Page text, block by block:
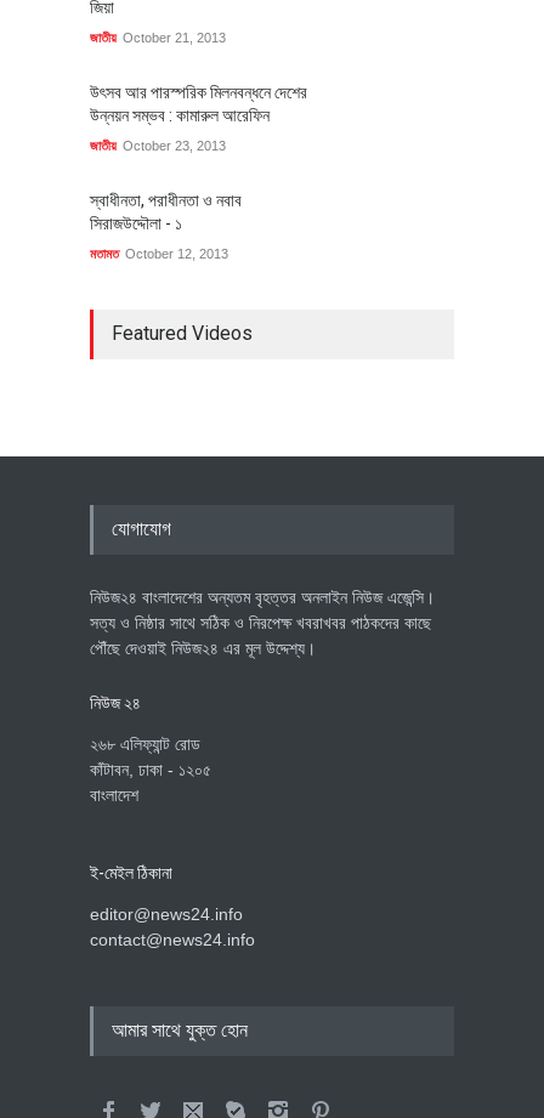
জিয়া
জাতীয় October 21, 2013
উৎসব আর পারস্পরিক মিলনবন্ধনে দেশের
উন্নয়ন সম্ভব : কামারুল আরেফিন
জাতীয় October 23, 2013
স্বাধীনতা, পরাধীনতা ও নবাব
সিরাজউদ্দৌলা - ১
মতামত October 12, 2013
Featured Videos
যোগাযোগ
নিউজ২৪ বাংলাদেশের অন্যতম বৃহত্তর অনলাইন নিউজ এজেন্সি।
সত্য ও নিষ্ঠার সাথে সঠিক ও নিরপেক্ষ খবরাখবর পাঠকদের কাছে
পৌঁছে দেওয়াই নিউজ২৪ এর মূল উদ্দেশ্য।
নিউজ ২৪
২৬৮ এলিফ্যান্ট রোড
কাঁটাবন, ঢাকা - ১২০৫
বাংলাদেশ
ই-মেইল ঠিকানা
editor@news24.info
contact@news24.info
আমার সাথে যুক্ত হোন